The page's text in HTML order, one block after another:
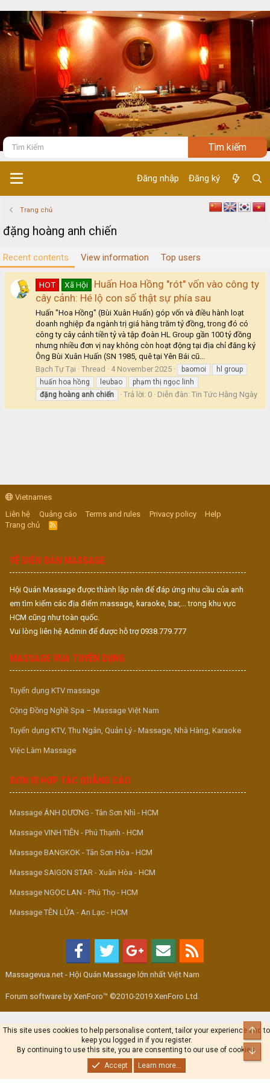
Đăng nhập Đăng ký
Trang chủ
đặng hoàng anh chiến
Recent contents View information Top users
HOT Xã Hội
Huấn Hoa Hồng "rót" vốn vào công ty
cây cảnh: Hé lộ con số thật sự phía sau
Huấn "Hoa Hồng" (Bùi Xuân Huấn) góp vốn và điều hành loạt
doanh nghiệp đa ngành trị giá hàng trăm tỷ đồng, trong đó có
công ty cây cảnh tiền tỷ và tập đoàn HL Group gần 100 tỷ đồng
nhưng nhiều đơn vị nay không còn hoạt động tại địa chỉ đăng ký
Ông Bùi Xuân Huấn (SN 1985, quê tại Yên Bái cũ...
Bạch Tự Tại
Thread 4 November 2025 baomoi
hl group
huấn hoa hồng
leubao
phạm thị ngọc linh
đặng hoàng anh chiến Trả lời: 0 Diễn đàn: Tin Tức Hằng Ngày
Vietnames
Liên hệ
Quảng cáo Terms and rules Privacy policy
Help
Trang chủ
R
S
VỀ DIỄN ĐÀN MASSAGE
Hội Quán Massage được thành lập nên để đáp ứng nhu cầu của anh
em tìm kiếm các địa điểm massage, karaoke, bar,... trong khu vực
HCM cũng như toàn quốc.
Vui lòng liên hệ Admin để được hỗ trợ 0938.779.777
MASSAGE VUA TUYỂN DỤNG
Tuyển dụng KTV massage
Cộng Đồng Nghề Spa – Massage Việt Nam
Tuyển dụng KTV, Thu Ngân, Quản Lý - Massage, Nhà Hàng, Karaoke
Việc Làm Massage
ĐƠN VỊ HỢP TÁC QUẢNG CÁO
Massage ÁNH DƯƠNG - Tân Sơn Nhì - HCM
Massage VINH TIÊN - Phú Thạnh - HCM
Massage BANGKOK - Tân Sơn Hòa - HCM
Massage SAIGON STAR - Xuân Hòa - HCM
Massage NGỌC LAN - Phú Thọ - HCM
Massage TÊN LỬA - An Lạc - HCM
Massagevua.net - Hội Quán Massage lớn nhất Việt Nam
Forum software by XenForo™ ©2010-2019 XenForo Ltd.
This site uses cookies to help personalise content, tailor your experience and to
keep you logged in if you register.
By continuing to use this site, you are consenting to our use of cookies.
Accept
Learn more...
Top